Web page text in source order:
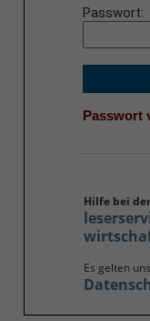
Passwort
Passwort
Hilfe bei
Es gelten